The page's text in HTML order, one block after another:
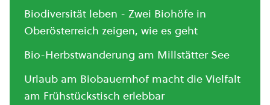
Biodiversität leben - Zwei Biohöfe in
Oberösterreich zeigen, wie es geht
Bio-Herbstwanderung am Millstätter See
Urlaub am Biobauernhof macht die Vielfalt
am Frühstückstisch erlebbar